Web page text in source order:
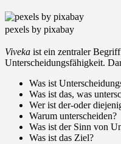
pexels by pixabay
Viveka ist ein zentraler
Unterscheidungsfähigkeit.
Was ist
Was ist das, was
Wer ist der-oder
Warum unterscheiden?
Was ist der Sinn von
Was ist das Ziel?